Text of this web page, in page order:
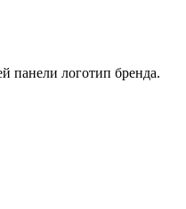
панели логотип бренда.